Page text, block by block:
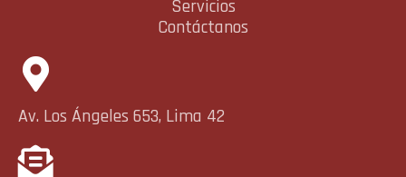
Servicios
Contáctanos
Av. Los Ángeles 653, Lima 42